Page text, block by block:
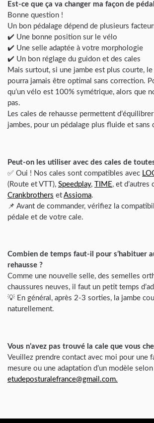
Est-ce que ça va changer ma façon de
Bonne question !
Un bon pédalage dépend de plusieurs
✔️ Une bonne position sur le vélo
✔️ Une selle adaptée à votre morphologie
✔️ Un bon réglage du guidon et des cales
Mais surtout, si une jambe est plus courte, le
pourra jamais être optimal sans correction.
qu’un vélo est 100% symétrique, alors que
pas.
Les cales de rehausse permettent
jambes, pour un pédalage plus fluide et sans
Peut-on les utiliser avec des cales de
✅ Oui ! Nos cales sont compatibles avec
(Route et VTT), Speedplay, TIME , et d’autres
Crankbrothers et Assioma.
📌 Avant de commander, vérifiez la
pédale et de votre cale.
Combien de temps faut-il pour s’habituer
rehausse ?
Comme une nouvelle selle, des semelles
chaussures neuves, il faut un petit temps
💡 En général, après 2-3 sorties, la jambe
naturellement.
Vous n’avez pas trouvé la cale que vous
Veuillez prendre contact avec moi pour une
mesure ou une adaptation d’un modèle
etudeposturalefrance@gmail.com.